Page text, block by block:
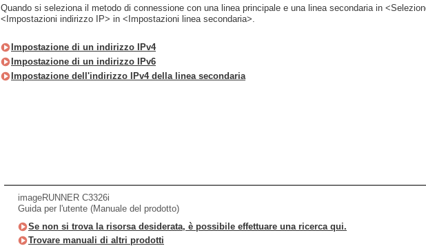
Quando si seleziona il metodo di connessione con una linea principale e una linea secondaria in
<Impostazioni indirizzo IP> in <Impostazioni linea secondaria>.
Impostazione di un indirizzo IPv4
Impostazione di un indirizzo IPv6
Impostazione dell'indirizzo IPv4 della linea secondaria
imageRUNNER C3326i
Guida per l'utente (Manuale del prodotto)
Se non si trova la risorsa desiderata, è possibile effettuare una ricerca qui.
Trovare manuali di altri prodotti